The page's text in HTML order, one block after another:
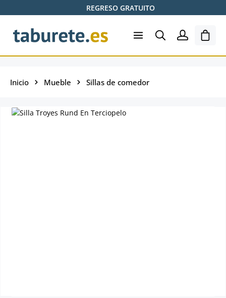
Saltar al contenido principalREGRESO GRATUITO
El
Inicio Mueble Sillas de comedor